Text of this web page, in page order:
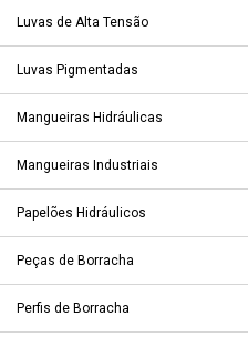
Luvas de Alta Tensão
Luvas Pigmentadas
Mangueiras Hidráulicas
Mangueiras Industriais
Papelões Hidráulicos
Peças de Borracha
Perfis de Borracha